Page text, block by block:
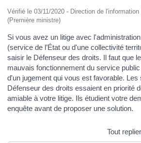
Vérifié le 03/11/2020 - Direction de
(Première ministre)
Si vous avez un litige avec
(service de l’État ou d'une collectivité
saisir le Défenseur des droits. Il faut que
mauvais fonctionnement du service
d'un jugement qui vous est favorable. Les
Défenseur des droits essaient en priorité
amiable à votre litige. Ils étudient votre
enquête avant de proposer une solution.
Tout replier